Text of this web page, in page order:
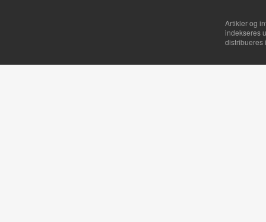
Artikler og
indekseres
distribueres